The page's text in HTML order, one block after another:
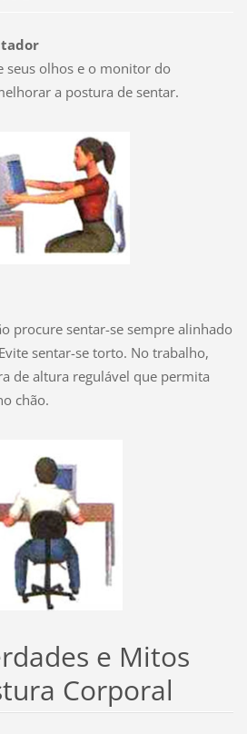
seus olhos e o monitor do
a postura de sentar.
procure sentar-se sempre alinhado
sentar-se torto. No trabalho,
de altura regulável que permita
chão.
e Mitos
Corporal